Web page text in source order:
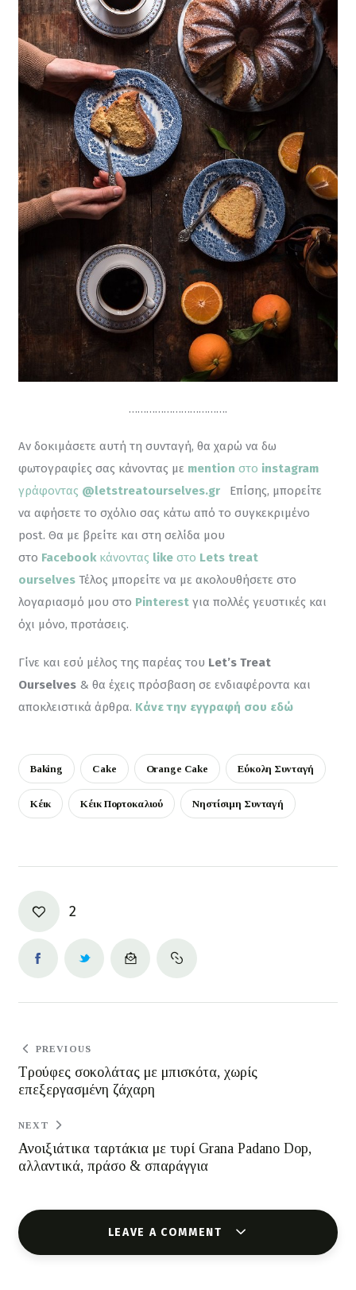
…………………………….
Αν δοκιμάσετε αυτή τη συνταγή, θα χαρώ να δω
φωτογραφίες σας κάνοντας με mention στο instagram
γράφοντας @letstreatourselves.gr
Επίσης, μπορείτε
να αφήσετε το σχόλιο σας κάτω από το συγκεκριμένο
post. Θα με βρείτε και στη σελίδα μου
στο Facebook κάνοντας like στο Lets treat
ourselves Τέλος μπορείτε να με ακολουθήσετε στο
λογαριασμό μου στο Pinterest για πολλές γευστικές και
όχι μόνο, προτάσεις.
Γίνε και εσύ μέλος της παρέας του Let’s Treat
Ourselves & θα έχεις πρόσβαση σε ενδιαφέροντα και
αποκλειστικά άρθρα. Κάνε την εγγραφή σου εδώ
Baking Cake Orange Cake Εύκολη Συνταγή
Κέικ Κέικ Πορτοκαλιού Νηστίσιμη Συνταγή
2
PREVIOUS
Τρούφες σοκολάτας με μπισκότα, χωρίς
επεξεργασμένη ζάχαρη
NEXT
Ανοιξιάτικα ταρτάκια με τυρί Grana Padano Dop,
αλλαντικά, πράσο & σπαράγγια
LEAVE A COMMENT